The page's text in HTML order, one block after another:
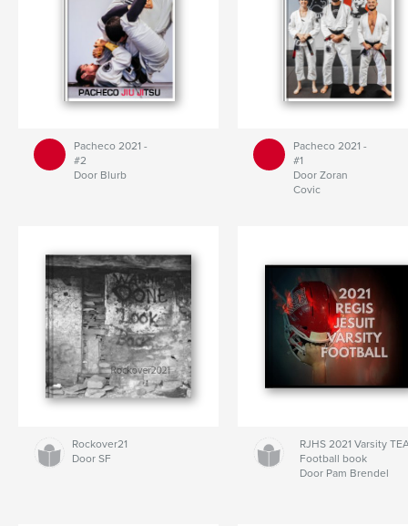
Pacheco 2021 -
#2
Door Blurb
Pacheco 2021 -
#1
Door Zoran
Covic
Rockover21
Door SF
RJHS 2021 Varsity
Football book
Door Pam Brendel